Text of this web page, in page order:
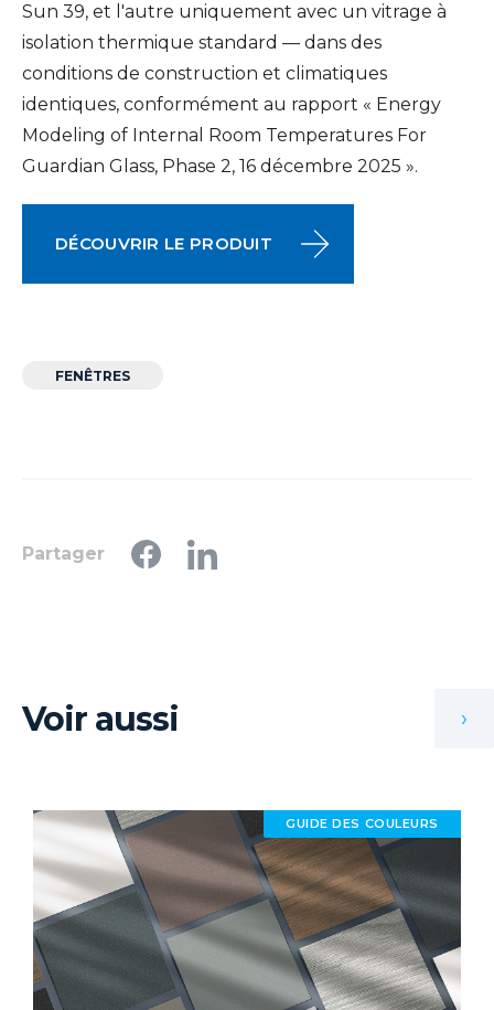
Sun 39, et l'autre uniquement avec un vitrage à
isolation thermique standard — dans des
conditions de construction et climatiques
identiques, conformément au rapport « Energy
Modeling of Internal Room Temperatures For
Guardian Glass, Phase 2, 16 décembre 2025 ».
DÉCOUVRIR LE PRODUIT
FENÊTRES
Partager
Voir aussi
GUIDE DES COULEURS
›